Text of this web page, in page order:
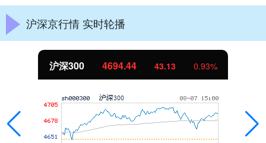
沪深京行情 实时轮播
沪深300 4694.44 43.13 0.93%